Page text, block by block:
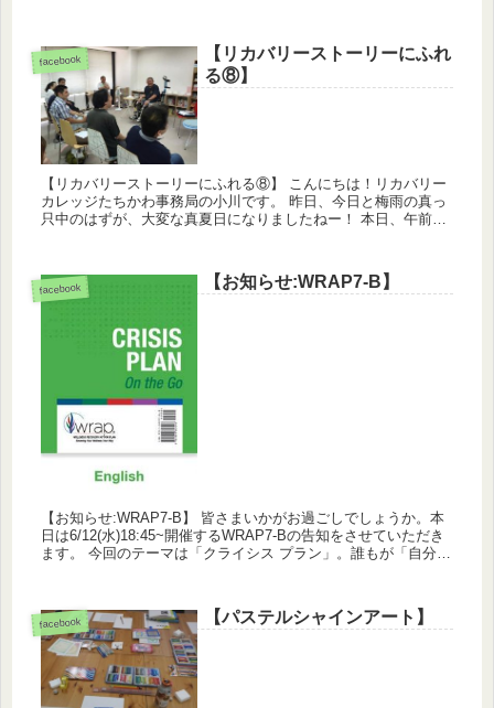
facebook
【リカバリーストーリーにふれ
る⑧】
【リカバリーストーリーにふれる⑧】 こんにちは！リカバリー
カレッジたちかわ事務局の小川です。 昨日、今日と梅雨の真っ
只中のはずが、大変な真夏日になりましたねー！ 本日、午前中
facebook 【お知らせ:WRAP7-B】
【お知らせ:WRAP7-B】 皆さまいかがお過ごしでしょうか。本
日は6/12(水)18:45~開催するWRAP7-Bの告知をさせていただき
ます。 今回のテーマは「クライシス プラン」。誰もが「自分で
facebook 【パステルシャインアート】